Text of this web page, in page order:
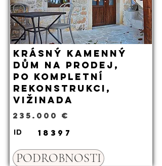
Krásný kamenný
dům na prodej,
po kompletní
rekonstrukci,
Vižinada
235.000 €
ID 18397
PODROBNOSTI